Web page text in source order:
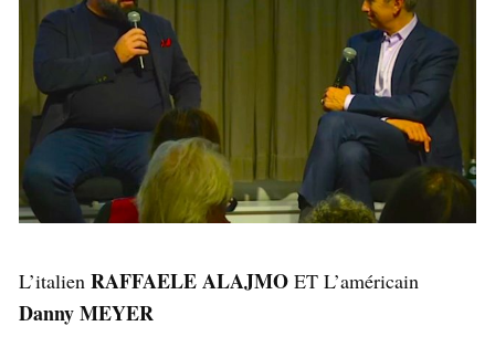
L’italien RAFFAELE ALAJMO ET L’américain
Danny MEYER